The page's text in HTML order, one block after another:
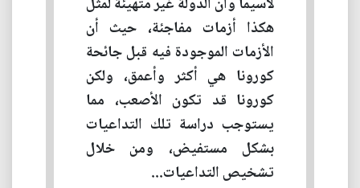
هكذا أزمات مفاجئة، حيث أن
الأزمات الموجودة فيه قبل جائحة
كورونا هي أكثر وأعمق، ولكن
كورونا قد تكون الأصعب، مما
يستوجب دراسة تلك التداعيات
بشكل مستفيض، ومن خلال
تشخيص التداعيات...